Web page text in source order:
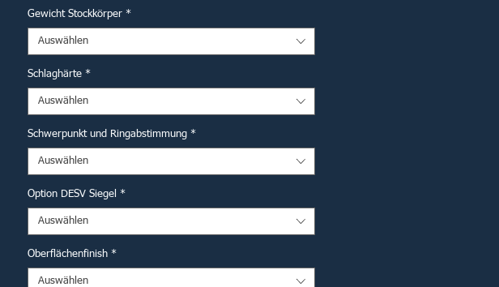
Gewicht Stockkörper *
Auswählen
Schlaghärte *
Auswählen
Schwerpunkt und Ringabstimmung *
Auswählen
Option DESV Siegel *
Auswählen
Oberflächenfinish *
Auswählen